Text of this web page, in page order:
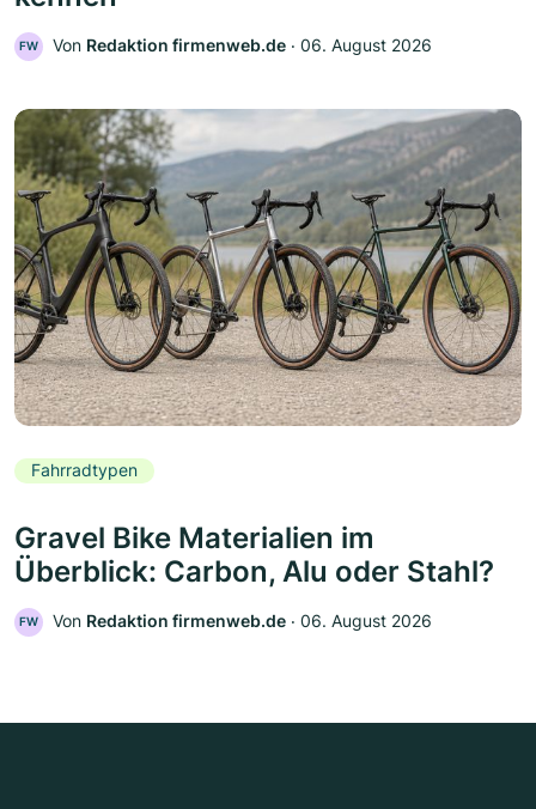
FW Von Redaktion firmenweb.de ‧ 06. August 2026
Fahrradtypen
Gravel Bike Materialien im
Überblick: Carbon, Alu oder Stahl?
FW Von Redaktion firmenweb.de ‧ 06. August 2026